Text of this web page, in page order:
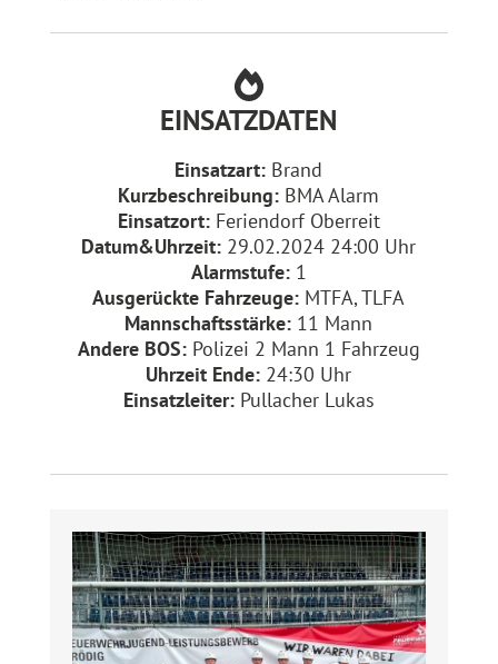
EINSATZDATEN
Einsatzart: Brand
Kurzbeschreibung: BMA Alarm
Einsatzort:Feriendorf Oberreit
Datum&Uhrzeit: 29.02.2024 24:00 Uhr
Alarmstufe:1
Ausgerückte Fahrzeuge: MTFA, TLFA
Mannschaftsstärke: 11 Mann
Andere BOS:Polizei 2 Mann 1 Fahrzeug
Uhrzeit Ende: 24:30 Uhr
Einsatzleiter:Pullacher Lukas